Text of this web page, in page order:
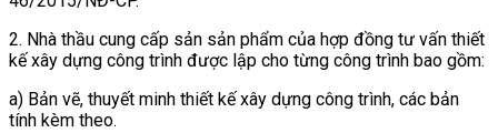
2. Nhà thầu cung cấp sản sản phẩm của hợp đồng tư vấn thiết
kế xây dựng công trình được lập cho từng công trình bao gồm:
a) Bản vẽ, thuyết minh thiết kế xây dựng công trình, các bản
tính kèm theo.